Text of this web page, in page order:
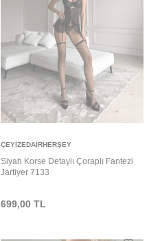
ÇEYIZEDAIRHERŞEY
Siyah Korse Detaylı Çoraplı Fantezi
Jartiyer 7133
699,00 TL